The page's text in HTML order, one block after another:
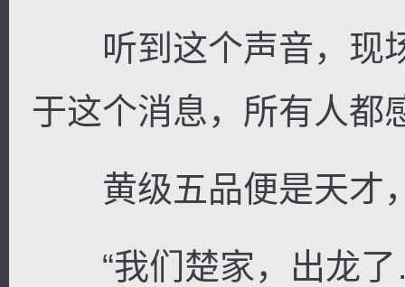
听到这个声音，现
于这个消息，所有人都
黄级五品便是天才
“我们楚家，出龙